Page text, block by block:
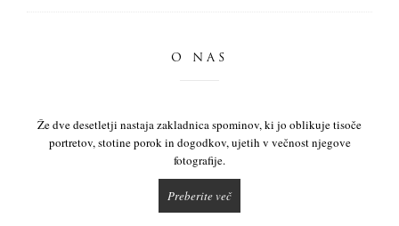
O NAS
Že dve desetletji nastaja zakladnica spominov, ki jo oblikuje tisoče
portretov, stotine porok in dogodkov, ujetih v večnost njegove
fotografije.
Preberite več